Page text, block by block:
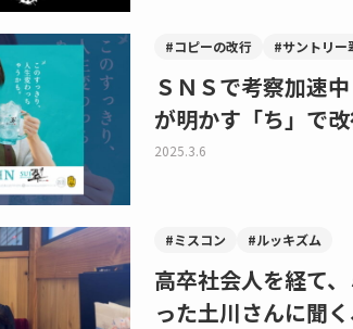
#コピーの改行 #サントリー
ＳＮＳで考察加速
が明かす「ち」で
2025.3.6
#ミスコン #ルッキズム
高卒社会人を経て
った土川さんに聞